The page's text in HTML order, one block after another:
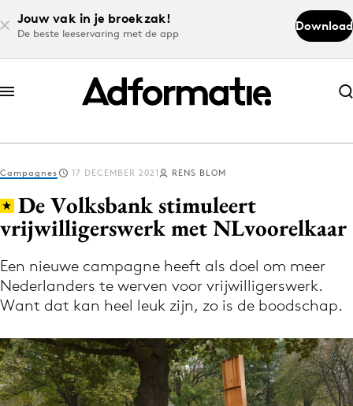
Jouw vak in je broekzak!
De beste leeservaring met de app
Download
Abonneer nu
Abonneer nu
Log in
Volg het laatste nieuws via de Adformatie
Nieuws app
Campagnes 17 DECEMBER 2021 RENS BLOM
De Volksbank stimuleert
vrijwilligerswerk met NLvoorelkaar
Een nieuwe campagne heeft als doel om meer
Nederlanders te werven voor vrijwilligerswerk.
Want dat kan heel leuk zijn, zo is de boodschap.